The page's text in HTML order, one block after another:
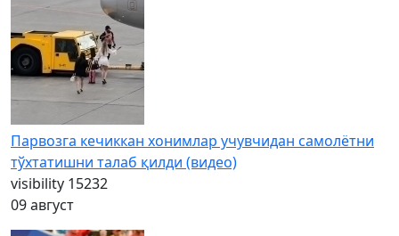
Парвозга кечиккан хонимлар учувчидан самолётни
тўхтатишни талаб қилди (видео)
visibility 15232
09 август